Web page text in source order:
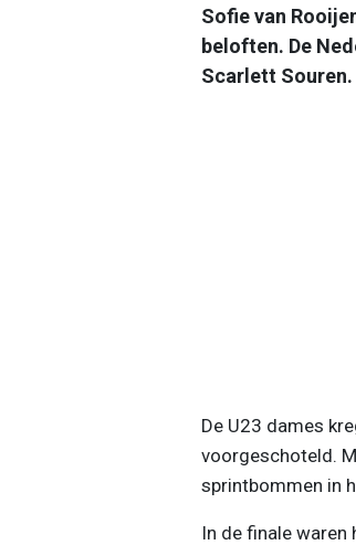
Sofie van
beloften. De
Scarlett Souren.
De U23 dames
voorgeschoteld.
sprintbommen in
In de finale